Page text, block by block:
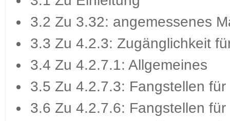
3.2 Zu 3.32: angemessenes
3.3 Zu 4.2.3: Zugänglichkeit
3.4 Zu 4.2.7.1: Allgemeines
3.5 Zu 4.2.7.3: Fangstellen
3.6 Zu 4.2.7.6: Fangstellen für